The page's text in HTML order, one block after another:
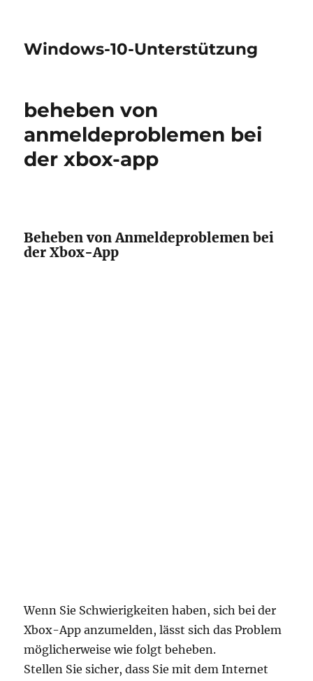
Windows-10-Unterstützung
beheben von
anmeldeproblemen bei
der xbox-app
Beheben von Anmeldeproblemen bei
der Xbox-App
Wenn Sie Schwierigkeiten haben, sich bei der
Xbox-App anzumelden, lässt sich das Problem
möglicherweise wie folgt beheben.
Stellen Sie sicher, dass Sie mit dem Internet